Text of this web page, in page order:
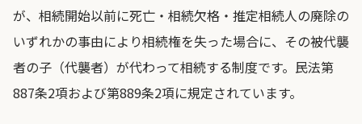
が、相続開始以前に死亡・相続欠格・推定相続人の廃除の
いずれかの事由により相続権を失った場合に、その被代襲
者の子（代襲者）が代わって相続する制度です。民法第
887条2項および第889条2項に規定されています。